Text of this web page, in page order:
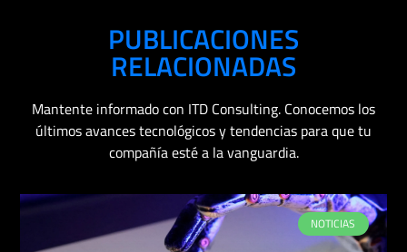
PUBLICACIONES
RELACIONADAS
Mantente informado con ITD Consulting. Conocemos los
últimos avances tecnológicos y tendencias para que tu
compañía esté a la vanguardia.
NOTICIAS